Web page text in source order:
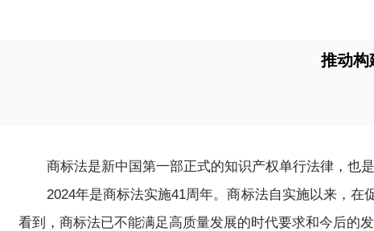
推动构
商标法是新中国第一部正式的知识产权单行法律，也是
2024年是商标法实施41周年。商标法自实施以来，在
看到，商标法已不能满足高质量发展的时代要求和今后的